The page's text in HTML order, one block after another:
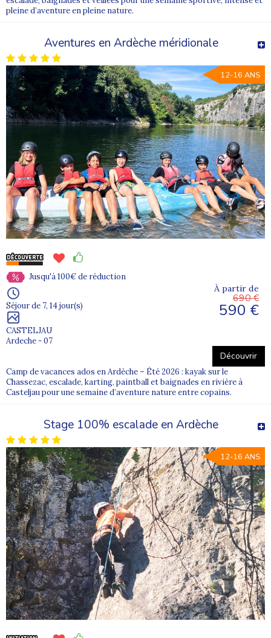
pleine d’aventure en pleine nature.
Aventures en Ardèche méridionale
12-16 ANS
Jusqu'à 100€ de réduction
Séjour de 7, 14 jour(s)
CASTELJAU
Ardeche - 07
À partir de
690 €
590 €
Découvrir
Camp de vacances ados en Ardèche – Été 2026 : kayak sur le
Chassezac, escalade, karting, paintball et baignades en rivière à
Casteljau pour une semaine d’aventure nature entre copains.
Stage 100% escalade en Ardèche
12-16 ANS